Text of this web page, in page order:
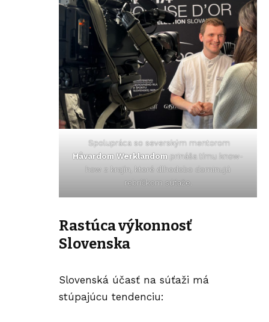
Spolupráca so severským mentorom
Håvardom Werklandom prináša tímu know-
how z krajín, ktoré dlhodobo dominujú
rebríčkom súťaže.
Rastúca výkonnosť
Slovenska
Slovenská účasť na súťaži má
stúpajúcu tendenciu: